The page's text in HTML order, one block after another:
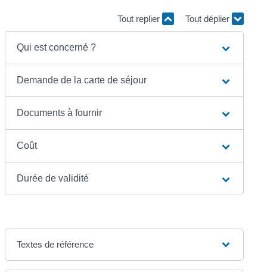
Tout replier Tout déplier
Qui est concerné ?
Demande de la carte de séjour
Documents à fournir
Coût
Durée de validité
Textes de référence